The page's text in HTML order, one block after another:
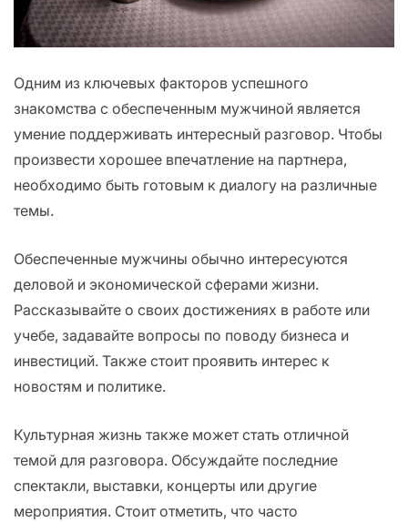
Одним из ключевых факторов успешного
знакомства с обеспеченным мужчиной является
умение поддерживать интересный разговор. Чтобы
произвести хорошее впечатление на партнера,
необходимо быть готовым к диалогу на различные
темы.
Обеспеченные мужчины обычно интересуются
деловой и экономической сферами жизни.
Рассказывайте о своих достижениях в работе или
учебе, задавайте вопросы по поводу бизнеса и
инвестиций. Также стоит проявить интерес к
новостям и политике.
Культурная жизнь также может стать отличной
темой для разговора. Обсуждайте последние
спектакли, выставки, концерты или другие
мероприятия. Стоит отметить, что часто